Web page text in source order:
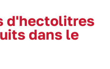
d'hectolitres
dans le